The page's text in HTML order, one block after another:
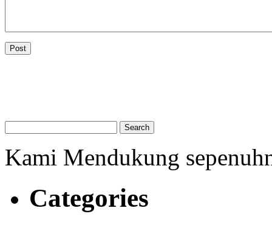
Kami Mendukung
Categories